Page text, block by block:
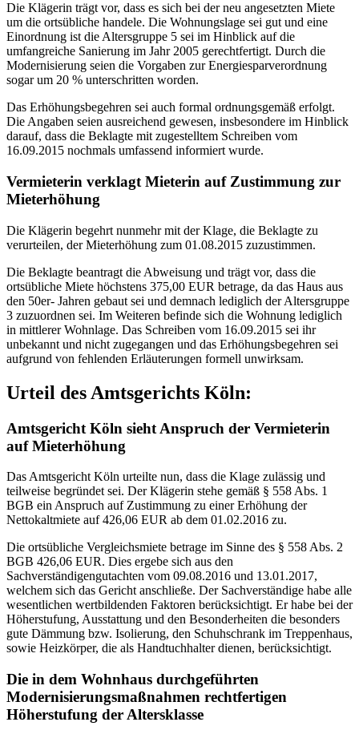
Die Klägerin trägt vor, dass es sich bei der neu angesetzten Miete
um die ortsübliche handele. Die Wohnungslage sei gut und eine
Einordnung ist die Altersgruppe 5 sei im Hinblick auf die
umfangreiche Sanierung im Jahr 2005 gerechtfertigt. Durch die
Modernisierung seien die Vorgaben zur Energiesparverordnung
sogar um 20 % unterschritten worden.
Das Erhöhungsbegehren sei auch formal ordnungsgemäß erfolgt.
Die Angaben seien ausreichend gewesen, insbesondere im Hinblick
darauf, dass die Beklagte mit zugestelltem Schreiben vom
16.09.2015 nochmals umfassend informiert wurde.
Vermieterin verklagt Mieterin auf Zustimmung zur
Mieterhöhung
Die Klägerin begehrt nunmehr mit der Klage, die Beklagte zu
verurteilen, der Mieterhöhung zum 01.08.2015 zuzustimmen.
Die Beklagte beantragt die Abweisung und trägt vor, dass die
ortsübliche Miete höchstens 375,00 EUR betrage, da das Haus aus
den 50er- Jahren gebaut sei und demnach lediglich der Altersgruppe
3 zuzuordnen sei. Im Weiteren befinde sich die Wohnung lediglich
in mittlerer Wohnlage. Das Schreiben vom 16.09.2015 sei ihr
unbekannt und nicht zugegangen und das Erhöhungsbegehren sei
aufgrund von fehlenden Erläuterungen formell unwirksam.
Urteil des Amtsgerichts Köln:
Amtsgericht Köln sieht Anspruch der Vermieterin
auf Mieterhöhung
Das Amtsgericht Köln urteilte nun, dass die Klage zulässig und
teilweise begründet sei. Der Klägerin stehe gemäß § 558 Abs. 1
BGB ein Anspruch auf Zustimmung zu einer Erhöhung der
Nettokaltmiete auf 426,06 EUR ab dem 01.02.2016 zu.
Die ortsübliche Vergleichsmiete betrage im Sinne des § 558 Abs. 2
BGB 426,06 EUR. Dies ergebe sich aus den
Sachverständigengutachten vom 09.08.2016 und 13.01.2017,
welchem sich das Gericht anschließe. Der Sachverständige habe alle
wesentlichen wertbildenden Faktoren berücksichtigt. Er habe bei der
Höherstufung, Ausstattung und den Besonderheiten die besonders
gute Dämmung bzw. Isolierung, den Schuhschrank im Treppenhaus,
sowie Heizkörper, die als Handtuchhalter dienen, berücksichtigt.
Die in dem Wohnhaus durchgeführten
Modernisierungsmaßnahmen rechtfertigen
Höherstufung der Altersklasse